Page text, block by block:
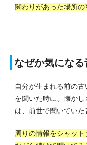
関わりがあった場所の
なぜか気にな
自分が生まれる前の
を聞いた時に、懐か
は、前世で聞いていた
周りの情報をシャッ